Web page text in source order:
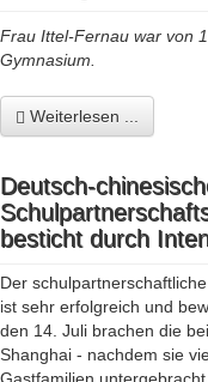
Frau Ittel-Fernau war von
Gymnasium.
Weiterlesen ...
Deutsch-
besticht durch
Der
ist sehr erfolgreich und
den 14. Juli brachen die
Shanghai - nachdem sie